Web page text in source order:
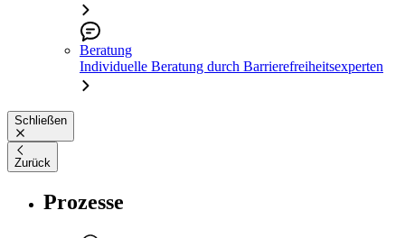
Beratung
Individuelle Beratung durch Barrierefreiheitsexperten
Schließen
Zurück
Prozesse